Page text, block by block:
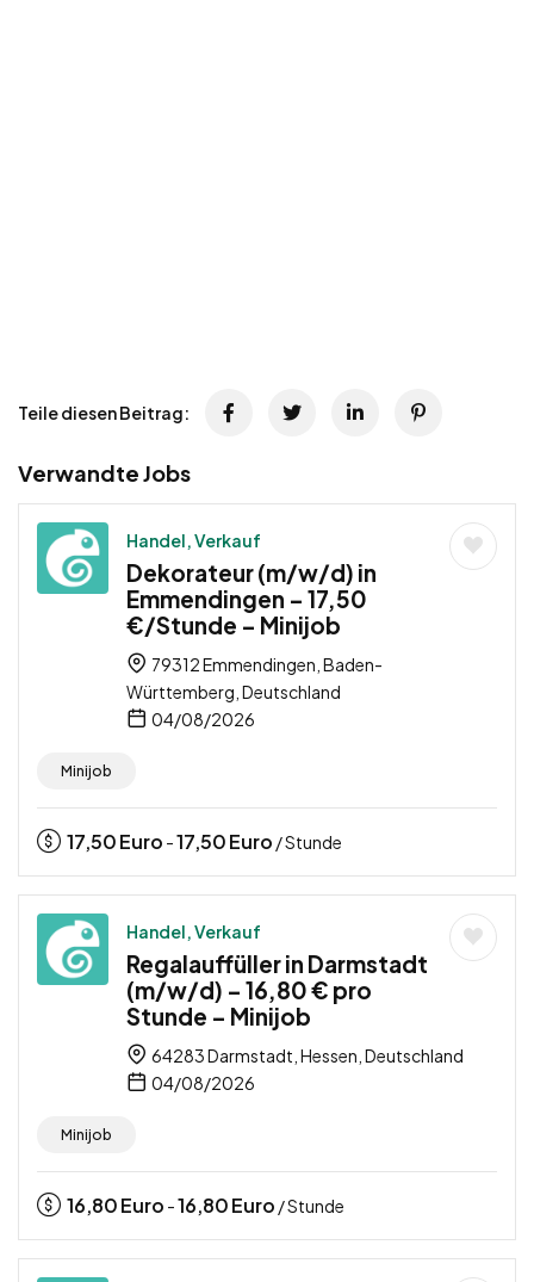
Teile diesen Beitrag:
Verwandte Jobs
Handel, Verkauf
Dekorateur (m/w/d) in
Emmendingen – 17,50
€/Stunde – Minijob
79312 Emmendingen, Baden-
Württemberg, Deutschland
04/08/2026
Minijob
17,50Euro -17,50Euro / Stunde
Handel, Verkauf
Regalauffüller in Darmstadt
(m/w/d) – 16,80 € pro
Stunde – Minijob
64283 Darmstadt, Hessen, Deutschland
04/08/2026
Minijob
16,80Euro -16,80Euro / Stunde